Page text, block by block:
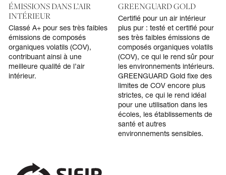
ÉMISSIONS DANS L’AIR
INTÉRIEUR
Classé A+ pour ses très faibles
émissions de composés
organiques volatils (COV),
contribuant ainsi à une
meilleure qualité de l’air
intérieur.
GREENGUARD GOLD
Certifié pour un air intérieur
plus pur : testé et certifié pour
ses très faibles émissions de
composés organiques volatils
(COV), ce qui le rend sûr pour
les environnements intérieurs.
GREENGUARD Gold fixe des
limites de COV encore plus
strictes, ce qui le rend idéal
pour une utilisation dans les
écoles, les établissements de
santé et autres
environnements sensibles.